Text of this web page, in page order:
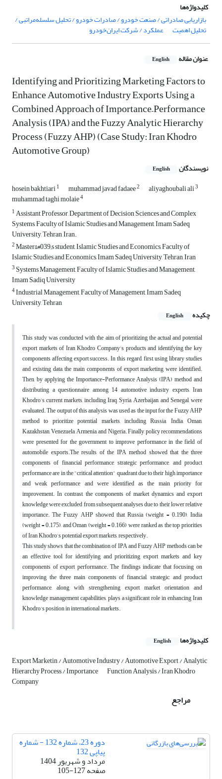
کلیدواژه‌ها
بازاریابی صادراتی / صنعت خودرو / صادرات خودرو / تحلیل سلسله‌مراتبی /
تحلیل اهمیت عملکرد / شرکت ایران‌خودرو
عنوان مقاله English
Identifying and Prioritizing Marketing Factors to
Enhance Automotive Industry Exports Using a
Combined Approach of Importance–Performance
Analysis (IPA) and the Fuzzy Analytic Hierarchy
Process (Fuzzy AHP) (Case Study: Iran Khodro
Automotive Group)
نویسندگان English
hosein bakhtiari1 muhammad javad fadaee2 aliyaghoubali ali3
muhammad taghi molaie4
1Assistant Professor, Department of Decision Sciences and Complex
Systems, Faculty of Islamic Studies and Management, Imam Sadeq
University, Tehran, Iran.
2Master&#039;s student, Islamic Studies and Economics, Faculty of
Islamic Studies and Economics, Imam Sadeq University, Tehran, Iran
3 Systems Management, Faculty of Islamic Studies and Management,
Imam Sadiq University
4Industrial Management, Faculty of Management, Imam Sadeq
University, Tehran
چکیده
English
This study was conducted with the aim of prioritizing the actual and potential
export markets of Iran Khodro Company's products and identifying the key
components affecting export success. In this regard, first, using library studies
and existing data, the main components of export marketing were identified.
Then, by applying the Importance-Performance Analysis (IPA) method and
distributing a questionnaire among 14 automotive industry experts, Iran
Khodro's current markets, including Iraq, Syria, Azerbaijan, and Senegal, were
evaluated. The output of this analysis was used as the input for the Fuzzy AHP
method to prioritize potential markets, including Russia, India, Oman,
Kazakhstan, Venezuela, Armenia, and Nigeria. Finally, policy recommendations
were presented for the government to improve performance in the field of
automobile exports.The results of the IPA method showed that the three
components of financial performance, strategic performance, and product
performance are in the "critical attention" quadrant due to their high importance
and weak performance and were identified as the main priority for
improvement. In contrast, the components of market dynamics and export
knowledge were excluded from subsequent analyses due to their lower relative
importance. The Fuzzy AHP showed that Russia (weight = 0.190), India
(weight = 0.175), and Oman (weight = 0.166) were ranked as the top priorities
of Iran Khodro's potential export markets, respectively.
This study shows that the combination of IPA and Fuzzy AHP methods can be
an effective tool for identifying and prioritizing export markets and key
components of export performance. The findings indicate that focusing on
improving the three main components of financial, strategic, and product
performance, along with strengthening export market orientation and
knowledge management capabilities, plays a significant role in enhancing Iran
Khodro's position in international markets.
کلیدواژه‌ها English
Export Marketin / Automotive Industry / Automotive Export / Analytic
Hierarchy Process / Importance Function Analysis / Iran Khodro
Company
مراجع
دوره 23، شماره 132 - شماره
پیاپی 132
مرداد و شهریور 1404
صفحه105-127